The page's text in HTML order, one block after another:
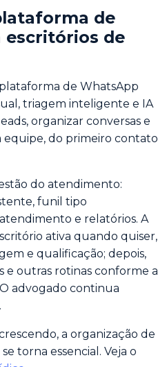
de
escritórios de
de WhatsApp
triagem inteligente e IA
organizar conversas e
do primeiro contato
do atendimento:
funil tipo
e relatórios. A
ativa quando quiser,
e qualificação; depois,
e outras rotinas conforme a
advogado continua
a organização de
torna essencial. Veja o